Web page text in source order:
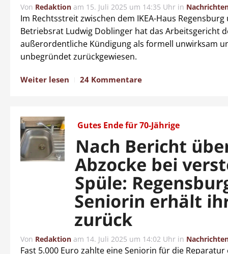
Von Redaktion am 15. Juli 2025 um 14:35 Uhr in
Im Rechtsstreit zwischen dem IKEA-Haus
Betriebsrat Ludwig Doblinger hat das Arbeitsgericht
außerordentliche Kündigung als formell unwirksam
unbegründet zurückgewiesen.
Weiter lesen 24 Kommentare
Gutes Ende für 70-Jährige
Nach Bericht
Abzocke bei
Spüle:
Seniorin erhält
zurück
Von Redaktion am 14. Juli 2025 um 14:02 Uhr in
Fast 5.000 Euro zahlte eine Seniorin für die